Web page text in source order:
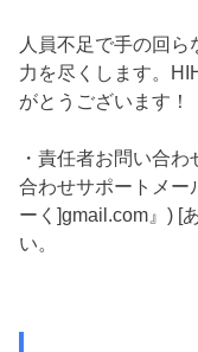
人員不足で手の回
力を尽くします。
がとうございます！
・責任者お問い合
合わせサポートメー
ーく]gmail.com』) [
い。